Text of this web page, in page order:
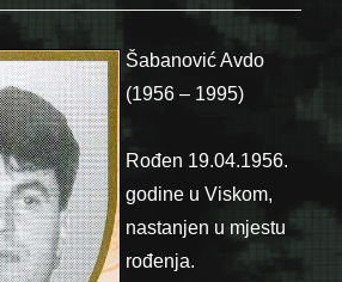
Šabanović Avdo
(1956 – 1995)
Rođen 19.04.1956.
godine u Viskom,
nastanjen u mjestu
rođenja.